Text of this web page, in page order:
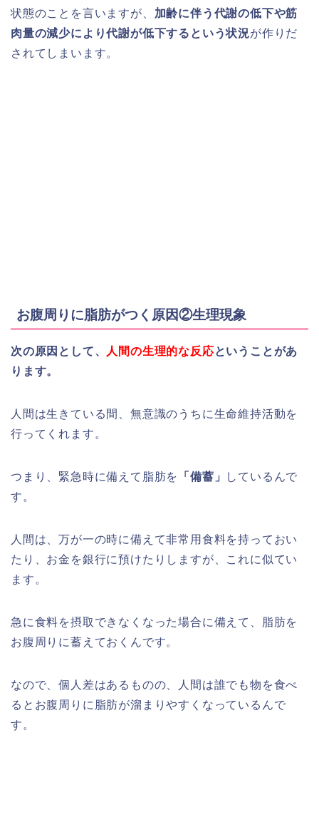
状態のことを言いますが、 加齢に伴う代謝の低下や筋
肉量の減少により代謝が低下するという状況が作りだ
されてしまいます。
お腹周りに脂肪がつく原因②生理現象
次の原因として、 人間の生理的な反応ということがあ
ります。
人間は生きている間、無意識のうちに生命維持活動を
行ってくれます。
つまり、緊急時に備えて脂肪を 「備蓄」
しているんで
す。
人間は、万が一の時に備えて非常用食料を持っておい
たり、お金を銀行に預けたりしますが、これに似てい
ます。
急に食料を摂取できなくなった場合に備えて、脂肪を
お腹周りに蓄えておくんです。
なので、個人差はあるものの、人間は誰でも物を食べ
るとお腹周りに脂肪が溜まりやすくなっているんで
す。